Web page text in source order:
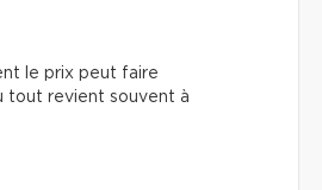
le prix peut faire
tout revient souvent à